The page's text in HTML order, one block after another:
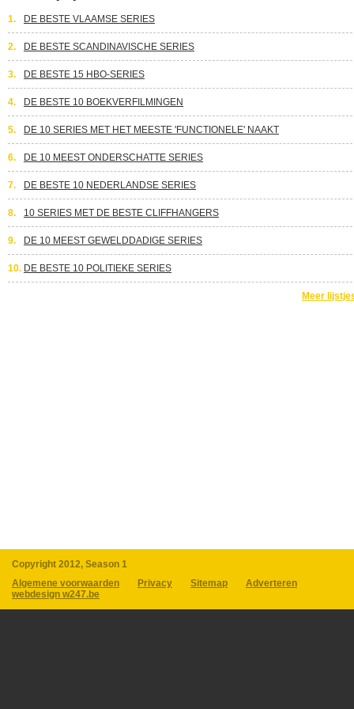
1. DE BESTE VLAAMSE SERIES
2. DE BESTE SCANDINAVISCHE SERIES
3. DE BESTE 15 HBO-SERIES
4. DE BESTE 10 BOEKVERFILMINGEN
5. DE 10 SERIES MET HET MEESTE 'FUNCTIONELE' NAAKT
6. DE 10 MEEST ONDERSCHATTE SERIES
7. DE BESTE 10 NEDERLANDSE SERIES
8. 10 SERIES MET DE BESTE CLIFFHANGERS
9. DE 10 MEEST GEWELDDADIGE SERIES
10. DE BESTE 10 POLITIEKE SERIES
Meer
Copyright 2012, Season 1
Algemene voorwaarden
Privacy Sitemap
Adverteren
webdesign w247.be